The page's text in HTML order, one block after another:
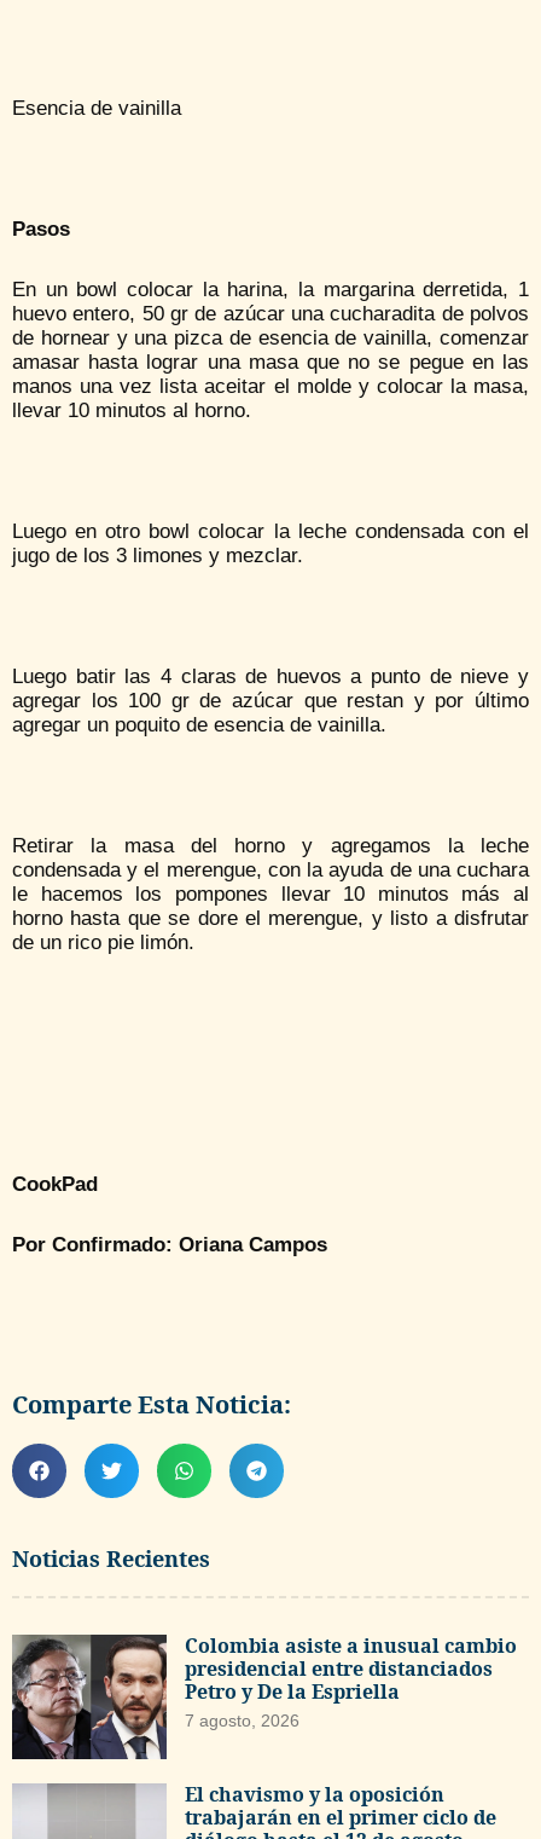
Noticias Recientes
Colombia asiste a inusual cambio
presidencial entre distanciados
Petro y De la Espriella
7 agosto, 2026
El chavismo y la oposición
trabajarán en el primer ciclo de
Esencia de vainilla
Pasos
En un bowl colocar la harina, la margarina derretida, 1
huevo entero, 50 gr de azúcar una cucharadita de polvos
de hornear y una pizca de esencia de vainilla, comenzar
amasar hasta lograr una masa que no se pegue en las
manos una vez lista aceitar el molde y colocar la masa,
llevar 10 minutos al horno.
Luego en otro bowl colocar la leche condensada con el
jugo de los 3 limones y mezclar.
Luego batir las 4 claras de huevos a punto de nieve y
agregar los 100 gr de azúcar que restan y por último
agregar un poquito de esencia de vainilla.
Retirar la masa del horno y agregamos la leche
condensada y el merengue, con la ayuda de una cuchara
le hacemos los pompones llevar 10 minutos más al
horno hasta que se dore el merengue, y listo a disfrutar
de un rico pie limón.
CookPad
Por Confirmado: Oriana Campos
Comparte Esta Noticia: